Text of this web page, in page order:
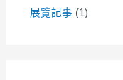
展覽記事 (1)